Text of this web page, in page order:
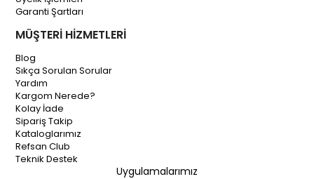
Garanti Şartları
MÜŞTERİ HİZMETLERİ
Blog
Sıkça Sorulan Sorular
Yardım
Kargom Nerede?
Kolay İade
Sipariş Takip
Kataloglarımız
Refsan Club
Teknik Destek
Uygulamalarımız